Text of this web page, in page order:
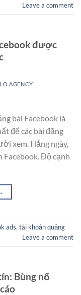
Leave a comment
được
AGENCY
bài Facebook là
để các bài đăng
xem. Hằng ngày,
Facebook. Độ cạnh
ads, tài khoản quảng
Leave a comment
Bùng nổ